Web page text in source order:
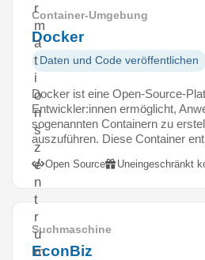
r
m
a
t
i
o
n
s
z
e
n
t
r
u
m
Container-Umgebung
Docker
Daten und Code veröffentlichen
Docker ist eine Open-Source-
Entwickler:innen ermöglicht,
sogenannten Containern zu
auszuführen. Diese Container
Open Source Uneingeschränkt
Suchmaschine
EconBiz